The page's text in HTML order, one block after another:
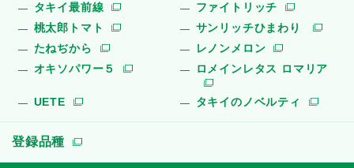
タキイ最前線
ファイトリッチ
桃太郎トマト
サンリッチひまわり
たねぢから
レノンメロン
オキソパワー５
ロメインレタス ロマリア
UETE タキイのノベルティ
登録品種